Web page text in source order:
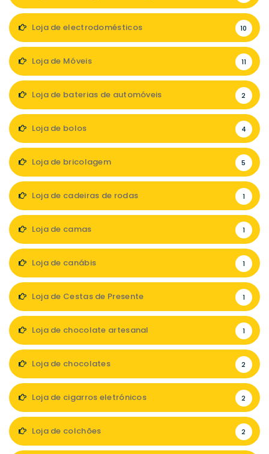
Loja de electrodomésticos 10
Loja de Móveis 11
Loja de baterias de automóveis 2
Loja de bolos 4
Loja de bricolagem 5
Loja de cadeiras de rodas 1
Loja de camas 1
Loja de canábis 1
Loja de Cestas de Presente 1
Loja de chocolate artesanal 1
Loja de chocolates 2
Loja de cigarros eletrónicos 2
Loja de colchões 2